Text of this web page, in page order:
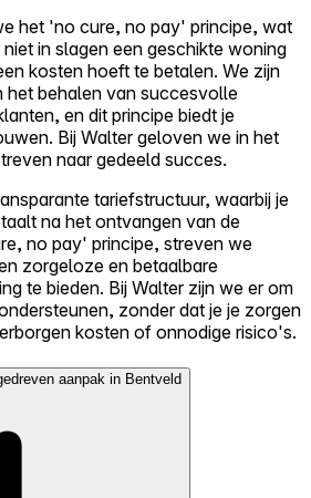
het 'no cure, no pay' principe, wat
in slagen een geschikte woning
kosten hoeft te betalen. We zijn
het behalen van succesvolle
en dit principe biedt je
Bij Walter geloven we in het
naar gedeeld succes.
tariefstructuur, waarbij je
na het ontvangen van de
no pay' principe, streven we
zorgeloze en betaalbare
te bieden. Bij Walter zijn we er om
zonder dat je je zorgen
kosten of onnodige risico's.
aanpak in Bentveld